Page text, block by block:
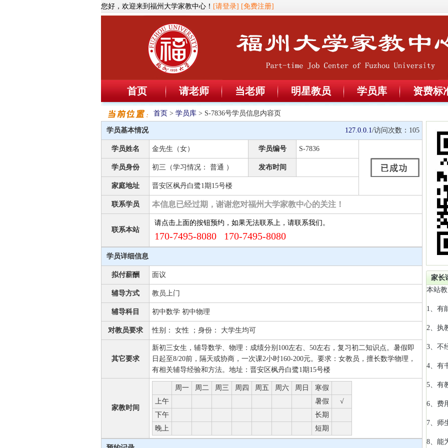
您好，欢迎来到福州大学家教中心！ [请登录] [免费注册]
首页 请老师 当老师 明星教员 学员库 资费标
首页 > 学员库 > S-7836号学员信息内容页
学员基本情况 127.0.0.1/访问次数： 105
学员姓名 金先生（女） 学员编号 S-7836
学员身份 初三（学习情况： 普通 ） 发布时间
家庭地址 晋安区枫丹白鹭1期15号楼
联系学员 本信息已经过期，谢谢您对福州大学家教中心的关注！
联系本站
请点击上面的按钮预约，如果无法联系上，请联系我们。
170-7495-8080 170-7495-8080
学员详细信息
拟付薪酬 面议
辅导方式 教员上门
辅导科目 初中数学 初中物理
对教员要求 性别： 女性 ；身份： 大学生均可
其它要求
新初三女生，辅导数学、物理：成绩分别100左右、50左右，复习初二知识点。暑假即
日起至8/20前，隔天或协商，一次课2小时160-200元。要求：女教员，擅长数学物理，
有相关辅导经验和方法。地址：晋安区枫丹白鹭1期15号楼
家教时间
周一 周二 周三 周四 周五 周六 周日
寒假
上午
暑假
√
下午
长期
晚上
短期
家长
本站
1、有
2、执
3、不
4、有
5、有
6、费
7、师
8、能